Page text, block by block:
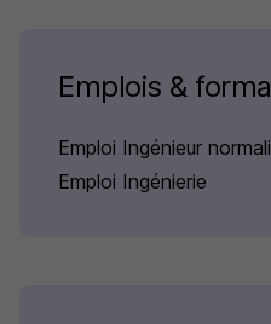
Emplois &
Emploi Ingénieur
Emploi Ingénierie